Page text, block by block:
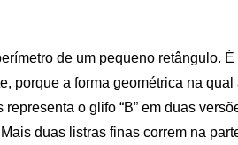
de um pequeno retângulo. É
porque a forma geométrica na qual
o glifo “B” em duas
duas listras finas correm na